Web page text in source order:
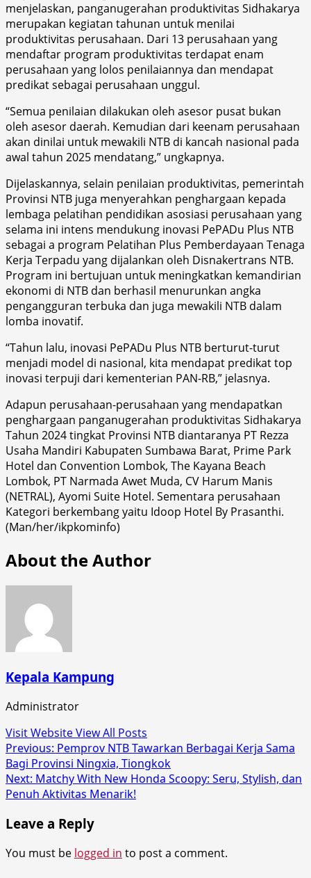
menjelaskan, panganugerahan produktivitas Sidhakarya
merupakan kegiatan tahunan untuk menilai
produktivitas perusahaan. Dari 13 perusahaan yang
mendaftar program produktivitas terdapat enam
perusahaan yang lolos penilaiannya dan mendapat
predikat sebagai perusahaan unggul.
“Semua penilaian dilakukan oleh asesor pusat bukan
oleh asesor daerah. Kemudian dari keenam perusahaan
akan dinilai untuk mewakili NTB di kancah nasional pada
awal tahun 2025 mendatang,” ungkapnya.
Dijelaskannya, selain penilaian produktivitas, pemerintah
Provinsi NTB juga menyerahkan penghargaan kepada
lembaga pelatihan pendidikan asosiasi perusahaan yang
selama ini intens mendukung inovasi PePADu Plus NTB
sebagai a program Pelatihan Plus Pemberdayaan Tenaga
Kerja Terpadu yang dijalankan oleh Disnakertrans NTB.
Program ini bertujuan untuk meningkatkan kemandirian
ekonomi di NTB dan berhasil menurunkan angka
pengangguran terbuka dan juga mewakili NTB dalam
lomba inovatif.
“Tahun lalu, inovasi PePADu Plus NTB berturut-turut
menjadi model di nasional, kita mendapat predikat top
inovasi terpuji dari kementerian PAN-RB,” jelasnya.
Adapun perusahaan-perusahaan yang mendapatkan
penghargaan panganugerahan produktivitas Sidhakarya
Tahun 2024 tingkat Provinsi NTB diantaranya PT Rezza
Usaha Mandiri Kabupaten Sumbawa Barat, Prime Park
Hotel dan Convention Lombok, The Kayana Beach
Lombok, PT Narmada Awet Muda, CV Harum Manis
(NETRAL), Ayomi Suite Hotel. Sementara perusahaan
Kategori berkembang yaitu Idoop Hotel By Prasanthi.
(Man/her/ikpkominfo)
About the Author
Kepala Kampung
Administrator
Visit WebsiteView All Posts
Post
navigation
Previous: Pemprov NTB Tawarkan Berbagai Kerja Sama
Bagi Provinsi Ningxia, Tiongkok
Next: Matchy With New Honda Scoopy: Seru, Stylish, dan
Penuh Aktivitas Menarik!
Leave a Reply
You must be logged in to post a comment.